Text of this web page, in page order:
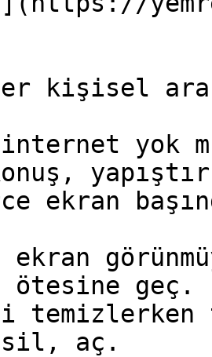
kişisel
yok
ekran
ekran
geç.
temizlerken
aç.